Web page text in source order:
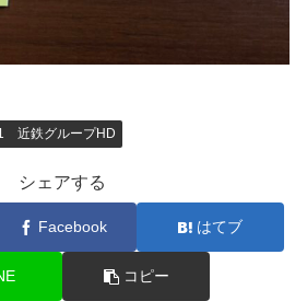
近鉄グループHD
シェアする
Facebook はてブ
コピー